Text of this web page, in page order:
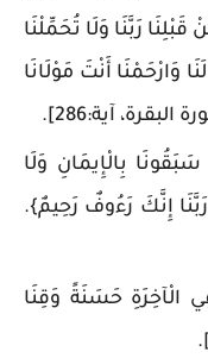
رَبَّنَا وَلَا تُحَمِّلْنَا
وَارْحَمْنَا أَنْتَ مَوْلَانَا
آية:286].
سَبَقُونَا بِالْإِيمَانِ وَلَا
إِنَّكَ رَءُوفٌ رَحِيمٌ}.
الْآخِرَةِ حَسَنَةً وَقِنَا